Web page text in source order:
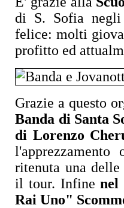
di S. Sofia negli
felice: molti
profitto ed
Grazie a questo
Banda di Santa
di Lorenzo
ritenuta una
il tour. Infinenel
Rai Uno"